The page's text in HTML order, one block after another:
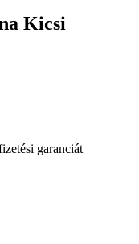
Kicsi
garanciát